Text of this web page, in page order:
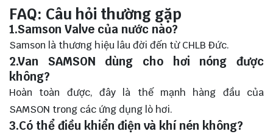
FAQ: Câu hỏi thường gặp
1.Samson Valve của nước nào?
Samson là thương hiệu lâu đời đến từ CHLB Đức.
2.Van SAMSON dùng cho hơi nóng được
không?
Hoàn toàn được, đây là thế mạnh hàng đầu của
SAMSON trong các ứng dụng lò hơi.
3.Có thể điều khiển điện và khí nén không?